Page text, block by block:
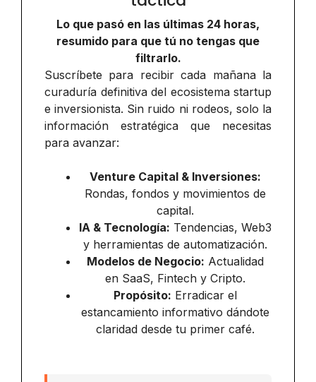
Lo que pasó en las últimas 24 horas,
resumido para que tú no tengas que
filtrarlo.
Suscríbete para recibir cada mañana la
curaduría definitiva del ecosistema startup
e inversionista. Sin ruido ni rodeos, solo la
información estratégica que necesitas
para avanzar:
Venture Capital & Inversiones:
Rondas, fondos y movimientos de
capital.
IA & Tecnología: Tendencias, Web3
y herramientas de automatización.
Modelos de Negocio: Actualidad
en SaaS, Fintech y Cripto.
Propósito: Erradicar el
estancamiento informativo dándote
claridad desde tu primer café.